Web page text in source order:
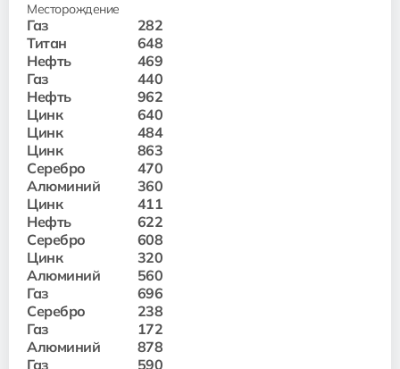
Месторождение
Газ
282
Титан
648
Нефть
469
Газ
440
Нефть
962
Цинк
640
Цинк
484
Цинк
863
Серебро
470
Алюминий
360
Цинк
411
Нефть
622
Серебро
608
Цинк
320
Алюминий
560
Газ
696
Серебро
238
Газ
172
Алюминий
878
Газ
590